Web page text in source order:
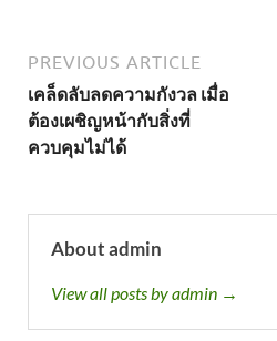
PREVIOUS ARTICLE
เคล็ดลับลดความกังวล เมื่อ
ต้องเผชิญหน้ากับสิ่งที่
ควบคุมไม่ได้
About admin
View all posts by admin →